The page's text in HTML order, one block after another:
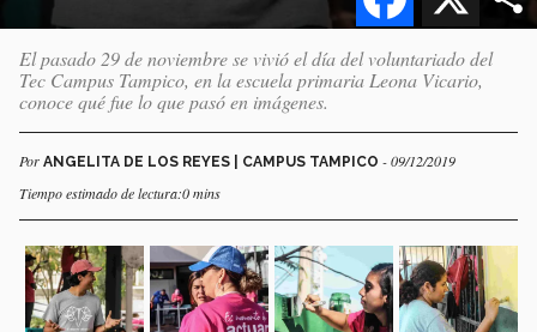
El pasado 29 de noviembre se vivió el día del voluntariado del
Tec Campus Tampico, en la escuela primaria Leona Vicario,
conoce qué fue lo que pasó en imágenes.
Por ANGELITA DE LOS REYES | CAMPUS TAMPICO - 09/12/2019
Tiempo estimado de lectura:0 mins